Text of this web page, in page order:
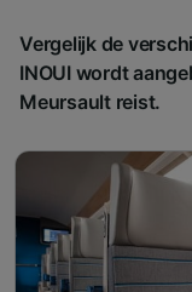
Vergelijk de
INOUI wordt
Meursault reist.